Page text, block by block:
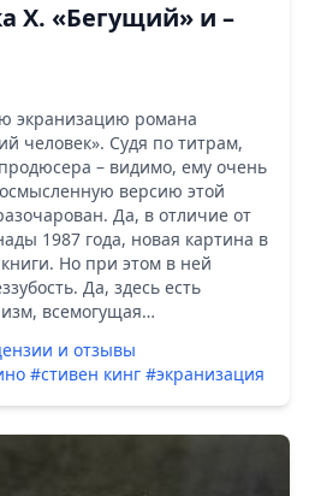
Х. «Бегущий» и –
экранизацию романа
человек». Судя по титрам,
– видимо, ему очень
версию этой
Да, в отличие от
1987 года, новая картина в
Но при этом в ней
Да, здесь есть
всемогущая…
и отзывы
#стивен кинг #экранизация